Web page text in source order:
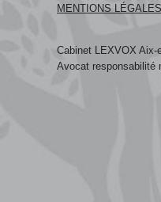
MENTIONS LÉGALES
Cabinet LEXVOX Aix-
Avocat responsabilité